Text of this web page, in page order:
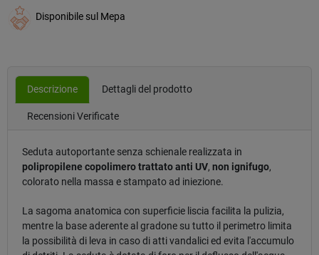
Disponibile sul Mepa
Descrizione Dettagli del prodotto
Recensioni Verificate
Seduta autoportante senza schienale realizzata in
polipropilene copolimero trattato anti UV, non ignifugo,
colorato nella massa e stampato ad iniezione.
La sagoma anatomica con superficie liscia facilita la pulizia,
mentre la base aderente al gradone su tutto il perimetro limita
la possibilità di leva in caso di atti vandalici ed evita l'accumulo